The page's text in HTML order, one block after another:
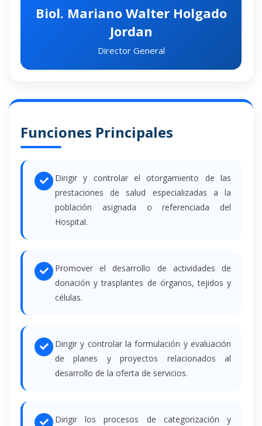
Biol. Mariano Walter Holgado
Jordan
Director General
Funciones Principales
Dirigir y controlar el otorgamiento de las
prestaciones de salud especializadas a la
población asignada o referenciada del
Hospital.
Promover el desarrollo de actividades de
donación y trasplantes de órganos, tejidos y
células.
Dirigir y controlar la formulación y evaluación
de planes y proyectos relacionados al
desarrollo de la oferta de servicios.
Dirigir los procesos de categorización y